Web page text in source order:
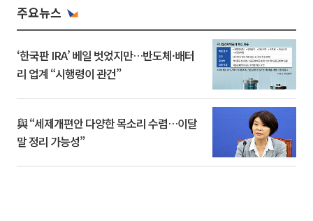
주요뉴스
‘한국판 IRA’ 베일 벗었지만…반도체·배터
리 업계 “시행령이 관건”
與 “세제개편안 다양한 목소리 수렴…이달
말 정리 가능성”